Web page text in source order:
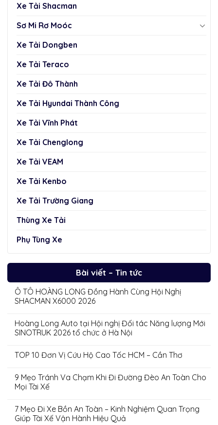
Xe Tải Shacman
Sơ Mi Rơ Moóc
Xe Tải Dongben
Xe Tải Teraco
Xe Tải Đô Thành
Xe Tải Hyundai Thành Công
Xe Tải Vĩnh Phát
Xe Tải Chenglong
Xe Tải VEAM
Xe Tải Kenbo
Xe Tải Trường Giang
Thùng Xe Tải
Phụ Tùng Xe
Bài viết – Tin tức
Ô TÔ HOÀNG LONG Đồng Hành Cùng Hội Nghị
SHACMAN X6000 2026
Hoàng Long Auto tại Hội nghị Đối tác Năng lượng Mới
SINOTRUK 2026 tổ chức ở Hà Nội
TOP 10 Đơn Vị Cứu Hộ Cao Tốc HCM – Cần Thơ
9 Mẹo Tránh Va Chạm Khi Đi Đường Đèo An Toàn Cho
Mọi Tài Xế
7 Mẹo Đi Xe Bồn An Toàn – Kinh Nghiệm Quan Trọng
Giúp Tài Xế Vận Hành Hiệu Quả